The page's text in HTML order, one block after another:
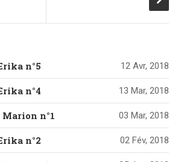
n°5 12 Avr, 2018
n°4 13 Mar, 2018
n°1 03 Mar, 2018
n°2 02 Fév, 2018